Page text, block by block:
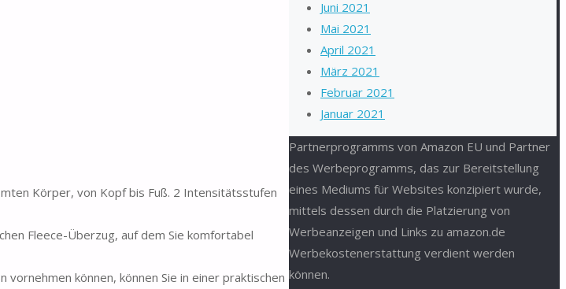
Körper, von Kopf bis Fuß. 2 Intensitätsstufen
Fleece-Überzug, auf dem Sie komfortabel
vornehmen können, können Sie in einer praktischen
Juni 2021
Mai 2021
April 2021
März 2021
Februar 2021
Januar 2021
Partnerprogramms von Amazon EU und Partner
des Werbeprogramms, das zur Bereitstellung
eines Mediums für Websites konzipiert wurde,
mittels dessen durch die Platzierung von
Werbeanzeigen und Links zu amazon.de
Werbekostenerstattung verdient werden
können.